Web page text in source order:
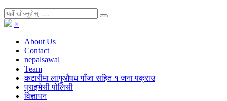
×
About Us
Contact
nepalsawal
Team
कटारीमा लागुऔषध गाँजा सहित १ जना पक्राउ
प्राइभेसी पोलिसी
विज्ञापन